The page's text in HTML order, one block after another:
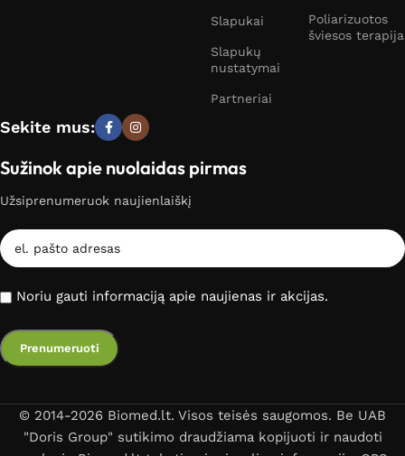
Slapukai
Slapukų
nustatymai
Partneriai
Poliarizuotos
šviesos terapija
Sekite mus:
Sužinok apie nuolaidas pirmas
Užsiprenumeruok naujienlaiškį
Noriu gauti informaciją apie naujienas ir akcijas.
© 2014-2026 Biomed.lt. Visos teisės saugomos. Be UAB
"Doris Group" sutikimo draudžiama kopijuoti ir naudoti